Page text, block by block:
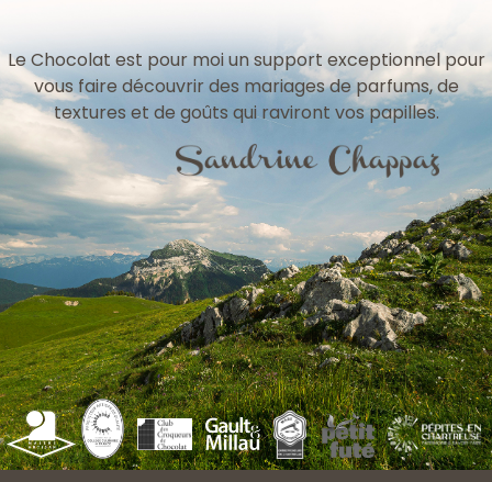
Le Chocolat est pour moi un support exceptionnel pour
vous faire découvrir des mariages de parfums, de
textures et de goûts qui raviront vos papilles.